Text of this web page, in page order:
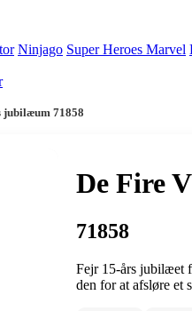
Ninjago Super Heroes Marvel
jubilæum 71858
De Fire
71858
Fejr 15-års jubilæet
den for at afsløre et